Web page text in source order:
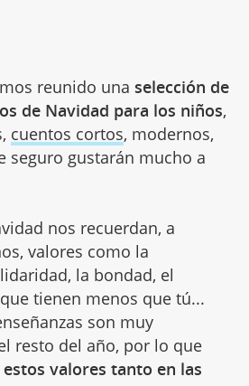
reunido una selección de
de Navidad para los niños,
cuentos cortos, modernos,
seguro gustarán mucho a
nos recuerdan, a
valores como la
la bondad, el
tienen menos que tú...
son muy
resto del año, por lo que
valores tanto en las